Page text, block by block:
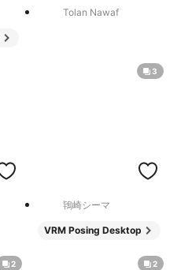
Tolan Nawaf
3
鴇崎シーマ
VRM Posing Desktop
2 2